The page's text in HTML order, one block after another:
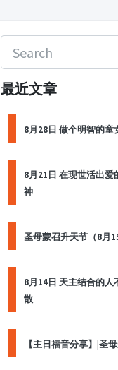
最近文章
8月28日 做个明智的童
8月21日 在现世活出爱
神
圣母蒙召升天节（8月
8月14日 天主结合的人
散
【主日福音分享】|圣